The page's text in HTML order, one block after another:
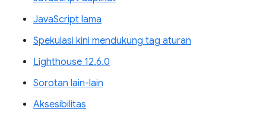
JavaScript lama
Spekulasi kini mendukung tag aturan
Lighthouse 12.6.0
Sorotan lain-lain
Aksesibilitas